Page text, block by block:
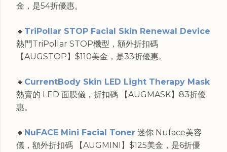
金，是54折優惠。
🔸 TriPollar STOP Facial Skin Renewal Device
熱門TriPollar STOP機型，額外折扣碼
【AUGSTOP】$110美金，是33折優惠。
🔸 CurrentBody Skin LED Light Therapy Mask
熱賣的 LED 面膜儀，折扣碼 【AUGMASK】83折優
惠。
🔸 NuFACE Mini Facial Toner 迷你 Nuface美容
儀，額外折扣碼 【AUGMINI】$125美金，是6折優